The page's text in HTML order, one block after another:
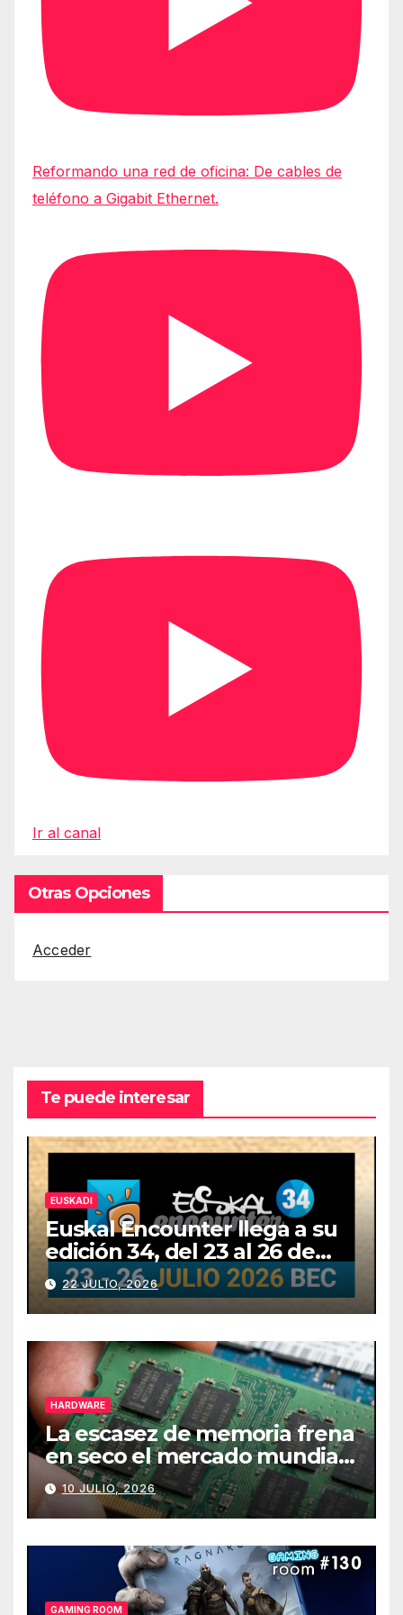
Reformando una red de oficina: De cables de
teléfono a Gigabit Ethernet.
Ir al canal
Otras Opciones
Acceder
Te puede interesar
EUSKADI
Euskal Encounter llega a su
edición 34, del 23 al 26 de
julio
22 JULIO, 2026
HARDWARE
La escasez de memoria frena
en seco el mercado mundial
de PCs
10 JULIO, 2026
GAMING ROOM